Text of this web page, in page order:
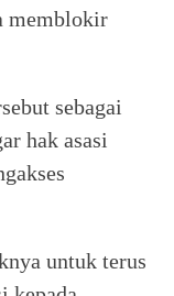
memblokir
sebagai
hak asasi
untuk terus